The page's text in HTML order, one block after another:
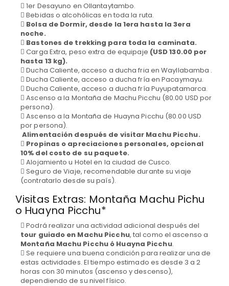
1er Desayuno en Ollantaytambo.
Bebidas o alcohólicas en toda la ruta.
Bolsa de Dormir, desde la 1era hasta la 3era
noche.
Bastones de trekking para toda la caminata.
Carga Extra, peso extra de equipaje (USD 130.00 por
hasta 13 kg).
Ducha Caliente, acceso a ducha fria en Wayllabamba .
Ducha Caliente, acceso a ducha fría en Pacaymayu.
Ducha Caliente, acceso a ducha fría Puyupatamarca.
Ascenso a la Montaña de Machu Picchu (80.00 USD por
persona).
Ascenso a la Montaña de Huayna Picchu (80.00 USD
por persona).
Alimentación después de visitar Machu Picchu.
Propinas o apreciaciones personales, opcional
10% del costo de su paquete.
Alojamiento u Hotel en la ciudad de Cusco.
Seguro de Viaje, recomendable durante su viaje
(contratarlo desde su país).
Visitas Extras: Montaña Machu Pichu
o Huayna Picchu*
Podrá realizar una actividad adicional después del
tour guiado en Machu Picchu, tal como el ascenso a
Montaña Machu Picchu ó Huayna Picchu.
Se requiere una buena condición para realizar una de
estas actividades. El tiempo estimado es desde 3 a 2
horas con 30 minutos (ascenso y descenso),
dependiendo de su nivel físico.